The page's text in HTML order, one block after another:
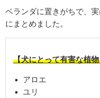
ベランダに置きがちで、
にまとめました。
【犬にとって有害な植
アロエ
ユリ